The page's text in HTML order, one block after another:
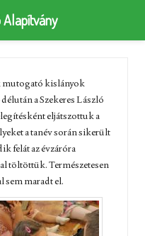
mutogató kislányok
a Szekeres László
eljátszottuk a
a tanév során sikerült
felát az évzáróra
töltöttük. Természetesen
sem maradt el.